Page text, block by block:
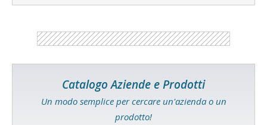
Catalogo Aziende e Prodotti
Un modo semplice per cercare un'azienda o un
prodotto!